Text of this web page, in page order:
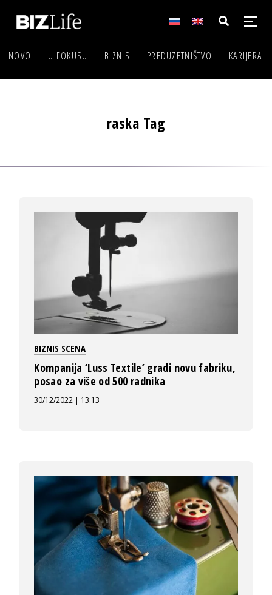
NOVO U FOKUSU BIZNIS PREDUZETNIŠTVO KARIJERA
raska Tag
BIZNIS SCENA
Kompanija ‘Luss Textile’ gradi novu fabriku,
posao za više od 500 radnika
30/12/2022 | 13:13